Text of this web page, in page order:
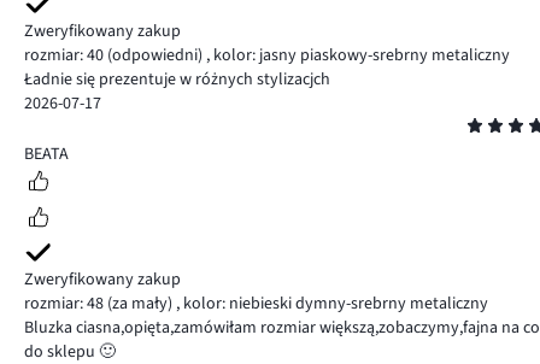
Zweryfikowany zakup
rozmiar: 40 (odpowiedni) , kolor: jasny piaskowy-srebrny metaliczny
Ładnie się prezentuje w różnych stylizacjch
2026-07-17
5
BEATA
Zweryfikowany zakup
rozmiar: 48 (za mały) , kolor: niebieski dymny-srebrny metaliczny
Bluzka ciasna,opięta,zamówiłam rozmiar większą,zobaczymy,fajna na
do sklepu 🙂